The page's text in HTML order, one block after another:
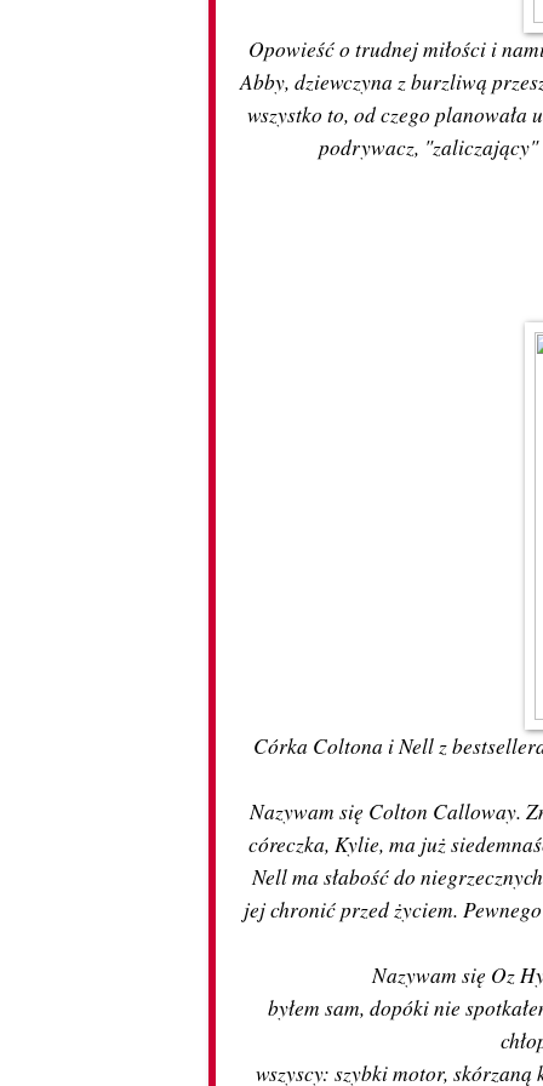
Opowieść o trudnej miłości i
Abby, dziewczyna z burzliwą
wszystko to, od czego
podrywacz, "zaliczający"
Córka Coltona i Nell z
Nazywam się Colton Calloway.
córeczka, Kylie, ma już
Nell ma słabość do
jej chronić przed życiem.
Nazywam się Oz
byłem sam, dopóki nie
wszyscy: szybki motor,